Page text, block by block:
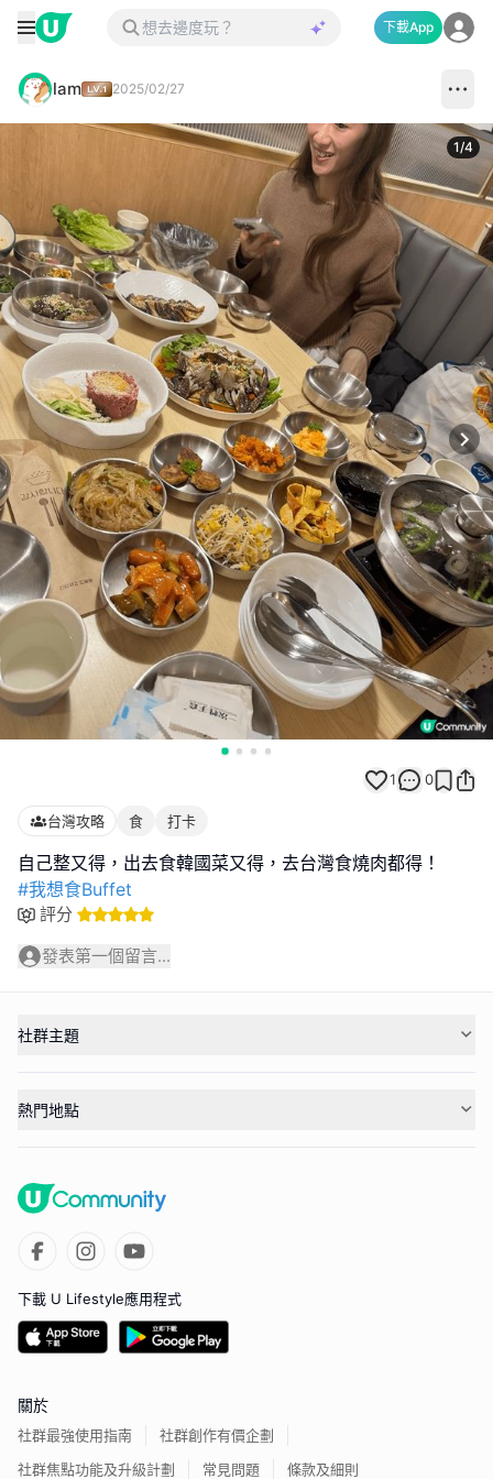
下載App
lam 2025/02/27
1/4
1 0
台灣攻略 食 打卡
#我想食Buffet
評分
發表第一個留言...
社群主題
熱門地點
下載 U Lifestyle應用程式
關於
社群最強使用指南
社群創作有價企劃
社群焦點功能及升級計劃
常見問題 條款及細則